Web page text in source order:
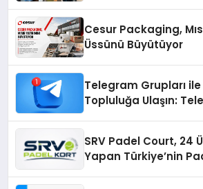
Cesur Packaging,
Üssünü Büyütüyor
Telegram Grupları ile
Topluluğa Ulaşın:
SRV Padel Court, 24
Yapan Türkiye’nin